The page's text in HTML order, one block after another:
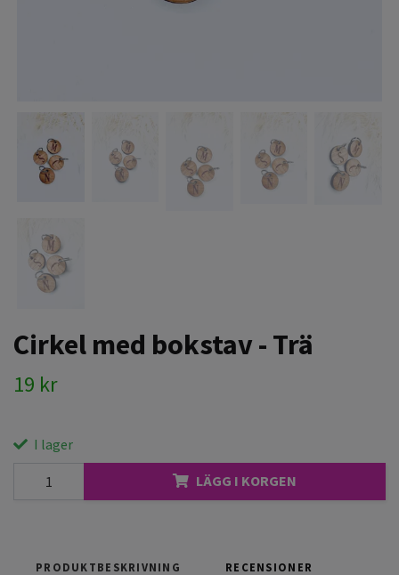
Cirkel med bokstav - Trä
19 kr
I lager
LÄGG I KORGEN
PRODUKTBESKRIVNING RECENSIONER